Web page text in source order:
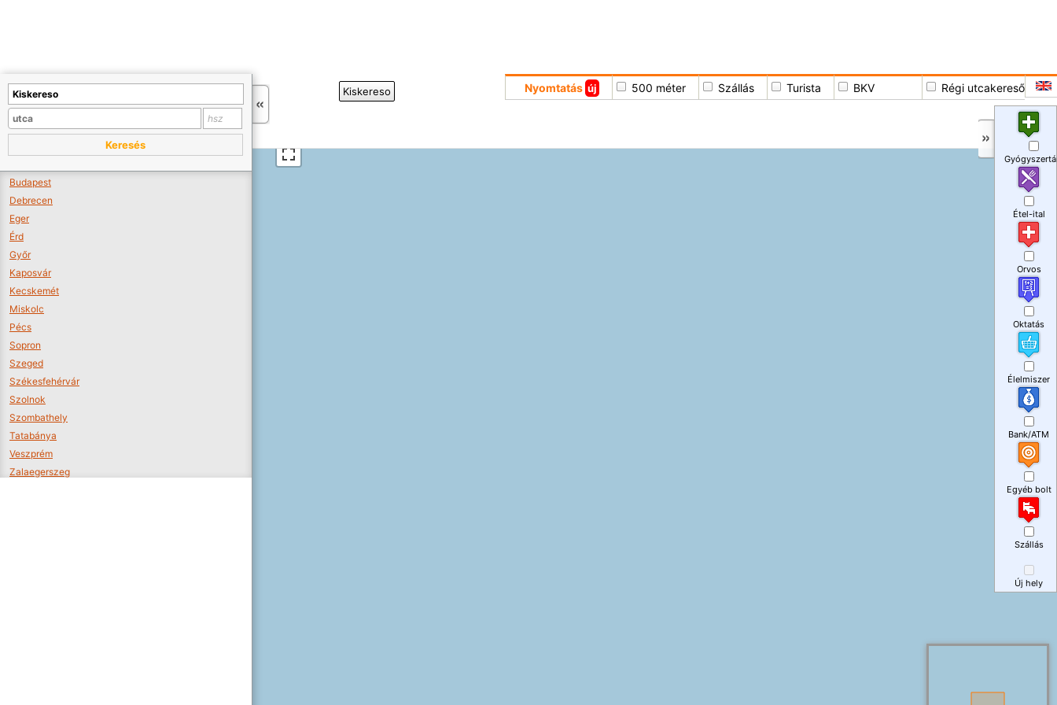
Nyomtatás új 500 méter Szállás Turista BKV Régi utcakereső
Kiskereso
Keresés
Budapest
Debrecen
Eger
Érd
Győr
Kaposvár
Kecskemét
Miskolc
Pécs
Sopron
Szeged
Székesfehérvár
Szolnok
Szombathely
Tatabánya
Veszprém
Zalaegerszeg
Étel-ital
Orvos
Oktatás
Élelmiszer
Bank/ATM
Egyéb bolt
Szállás
Új hely
Hoppá
Sajnos nincs a térképen megjeleníthető bolt.
Tovább a webáruházakhoz >>
A térképet kicsinyíteni kell, hogy látszódjanak a boltok.
Boltok látszódjanak >>